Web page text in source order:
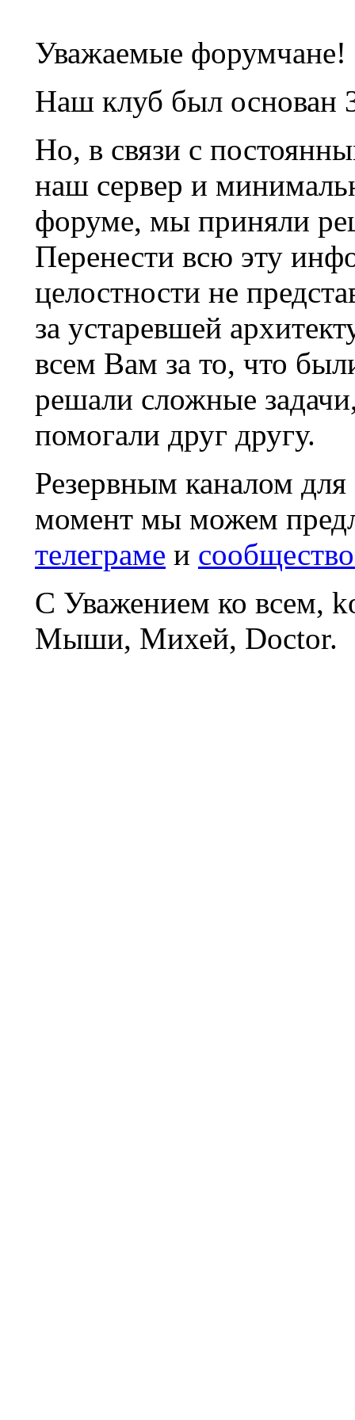
Уважаемые форумчане!
Наш клуб был основан
Но, в связи с
наш сервер и
форуме, мы приняли
Перенести всю эту
целостности не
за устаревшей
всем Вам за то, что
решали сложные
помогали друг другу.
Резервным каналом
момент мы можем
телеграме и
С Уважением ко всем,
Мыши, Михей, Doctor.